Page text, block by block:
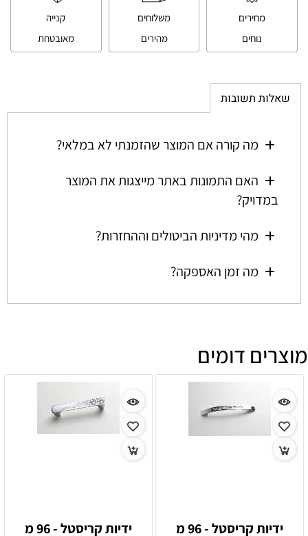
מחירים
נוחים
משלוחים
מהירים
קנייה
מאובטחת
שאלות תשובות
מה קורה אם המוצר שהזמנתי לא במלאי?
האם התמונות באתר מייצגות את המוצר
במדויק?
מהי מדיניות הביטולים וההחזרות?
מה זמן האספקה?
מוצרים דומים
ידיות קריסטל - 96 מ ידיות קריסטל - 96 מ